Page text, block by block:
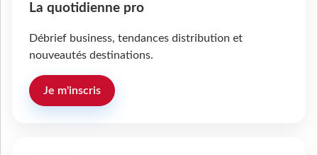
La quotidienne pro
Débrief business, tendances distribution et
nouveautés destinations.
Je m'inscris